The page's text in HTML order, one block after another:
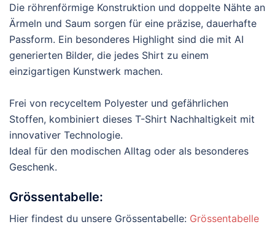
Die röhrenförmige Konstruktion und doppelte Nähte an
Ärmeln und Saum sorgen für eine präzise, dauerhafte
Passform. Ein besonderes Highlight sind die mit AI
generierten Bilder, die jedes Shirt zu einem
einzigartigen Kunstwerk machen.
Frei von recyceltem Polyester und gefährlichen
Stoffen, kombiniert dieses T-Shirt Nachhaltigkeit mit
innovativer Technologie.
Ideal für den modischen Alltag oder als besonderes
Geschenk.
Grössentabelle:
Hier findest du unsere Grössentabelle: Grössentabelle